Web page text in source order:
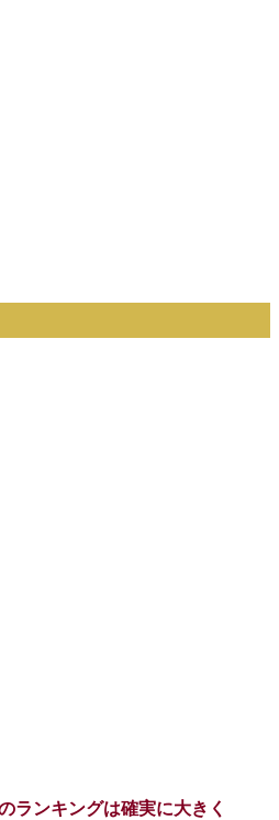
ランキングは確実に大きく